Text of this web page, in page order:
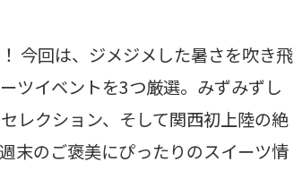
今回は、ジメジメした暑さを吹き飛
ツイベントを3つ厳選。みずみずし
レクション、そして関西初上陸の絶
末のご褒美にぴったりのスイーツ情